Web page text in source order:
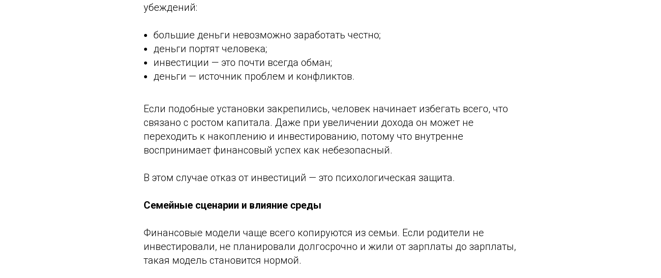
убеждений:
большие деньги невозможно заработать честно;
деньги портят человека;
инвестиции — это почти всегда обман;
деньги — источник проблем и конфликтов.
Если подобные установки закрепились, человек начинает избегать всего, что
связано с ростом капитала. Даже при увеличении дохода он может не
переходить к накоплению и инвестированию, потому что внутренне
воспринимает финансовый успех как небезопасный.
В этом случае отказ от инвестиций — это психологическая защита.
Семейные сценарии и влияние среды
Финансовые модели чаще всего копируются из семьи. Если родители не
инвестировали, не планировали долгосрочно и жили от зарплаты до зарплаты,
такая модель становится нормой.